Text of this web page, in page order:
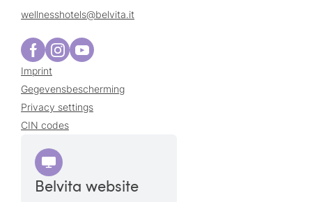
wellnesshotels@belvita.it
Imprint
Gegevensbescherming
Privacy settings
CIN codes
Belvita website